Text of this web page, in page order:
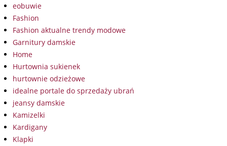
eobuwie
Fashion
Fashion aktualne trendy modowe
Garnitury damskie
Home
Hurtownia sukienek
hurtownie odzieżowe
idealne portale do sprzedaży ubrań
jeansy damskie
Kamizelki
Kardigany
Klapki